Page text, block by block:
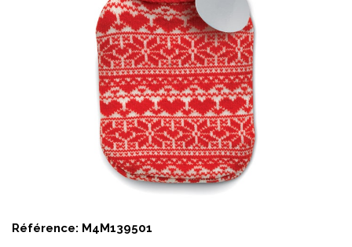
Référence: M4M139501